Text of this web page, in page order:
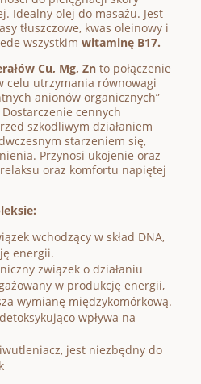
Idealny olej do masażu. Jest
tłuszczowe, kwas oleinowy i
wszystkim witaminę B17.
Cu, Mg, Zn to połączenie
celu utrzymania równowagi
anionów organicznych”
cennych
szkodliwym działaniem
starzeniem się,
Przynosi ukojenie oraz
oraz komfortu napiętej
wchodzący w skład DNA,
energii.
związek o działaniu
w produkcję energii,
wymianę międzykomórkową.
wpływa na
jest niezbędny do